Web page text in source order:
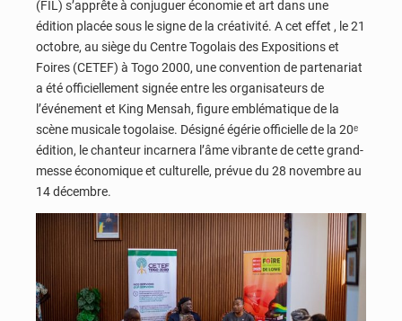
(FIL) s’apprête à conjuguer économie et art dans une
édition placée sous le signe de la créativité. A cet effet , le 21
octobre, au siège du Centre Togolais des Expositions et
Foires (CETEF) à Togo 2000, une convention de partenariat
a été officiellement signée entre les organisateurs de
l’événement et King Mensah, figure emblématique de la
scène musicale togolaise. Désigné égérie officielle de la 20ᵉ
édition, le chanteur incarnera l’âme vibrante de cette grand-
messe économique et culturelle, prévue du 28 novembre au
14 décembre.